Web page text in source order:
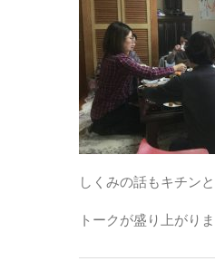
しくみの話もキチン
トークが盛り上がり